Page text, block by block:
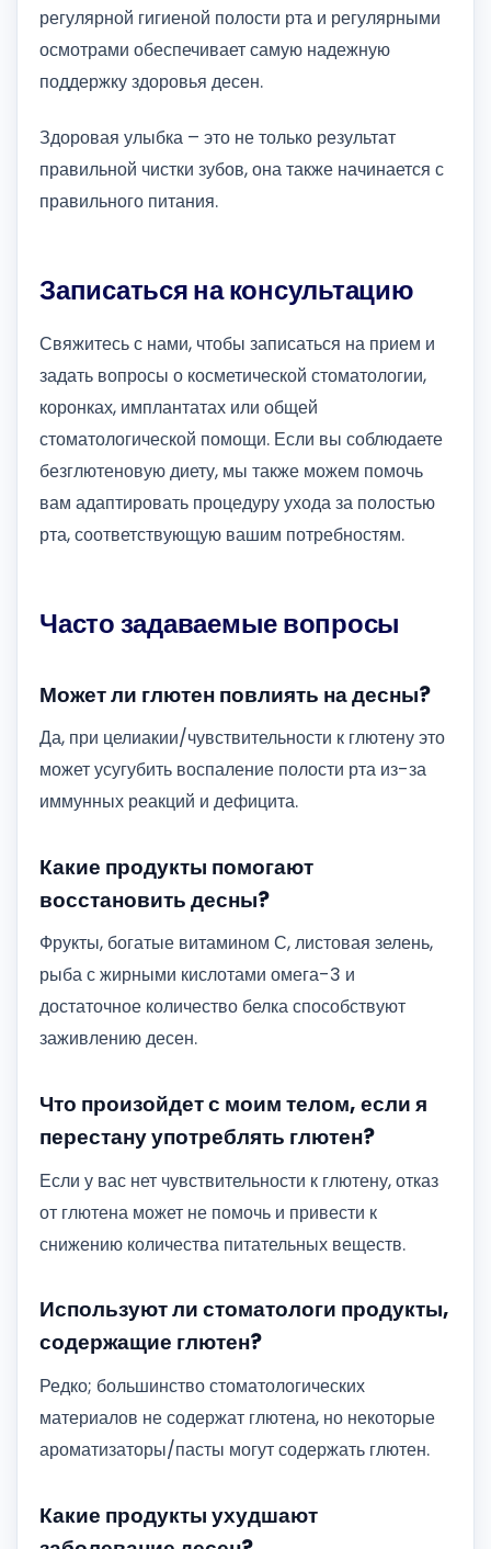
регулярной гигиеной полости рта и регулярными
осмотрами обеспечивает самую надежную
поддержку здоровья десен.
Здоровая улыбка – это не только результат
правильной чистки зубов, она также начинается с
правильного питания.
Записаться на консультацию
Свяжитесь с нами, чтобы записаться на прием и
задать вопросы о косметической стоматологии,
коронках, имплантатах или общей
стоматологической помощи. Если вы соблюдаете
безглютеновую диету, мы также можем помочь
вам адаптировать процедуру ухода за полостью
рта, соответствующую вашим потребностям.
Часто задаваемые вопросы
Может ли глютен повлиять на десны?
Да, при целиакии/чувствительности к глютену это
может усугубить воспаление полости рта из-за
иммунных реакций и дефицита.
Какие продукты помогают
восстановить десны?
Фрукты, богатые витамином С, листовая зелень,
рыба с жирными кислотами омега-3 и
достаточное количество белка способствуют
заживлению десен.
Что произойдет с моим телом, если я
перестану употреблять глютен?
Если у вас нет чувствительности к глютену, отказ
от глютена может не помочь и привести к
снижению количества питательных веществ.
Используют ли стоматологи продукты,
содержащие глютен?
Редко; большинство стоматологических
материалов не содержат глютена, но некоторые
ароматизаторы/пасты могут содержать глютен.
Какие продукты ухудшают